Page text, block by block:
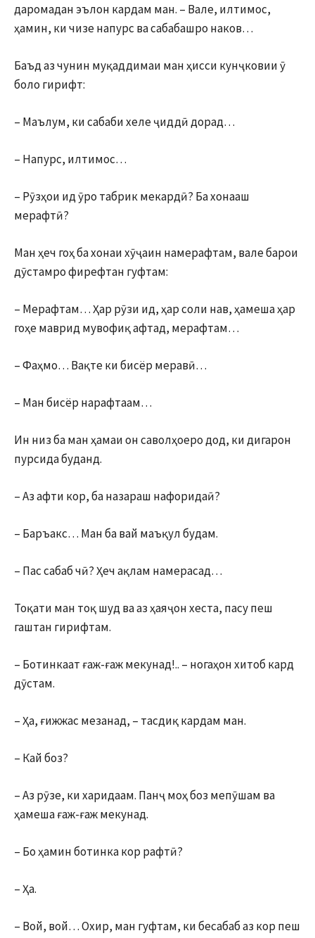
даромадан эълон кардам ман. – Вале, илтимос,
ҳамин, ки чизе напурс ва сабабашро наков…
Баъд аз чунин муқаддимаи ман ҳисси кунҷковии ӯ
боло гирифт:
– Маълум, ки сабаби хеле ҷиддӣ дорад…
– Напурс, илтимос…
– Рӯзҳои ид ӯро табрик мекардӣ? Ба хонааш
мерафтӣ?
Ман ҳеч гоҳ ба хонаи хӯҷаин намерафтам, вале барои
дӯстамро фирефтан гуфтам:
– Мерафтам… Ҳар рӯзи ид, ҳар соли нав, ҳамеша ҳар
гоҳе маврид мувофиқ афтад, мерафтам…
– Фаҳмо… Вақте ки бисёр меравӣ…
– Ман бисёр нарафтаам…
Ин низ ба ман ҳамаи он саволҳоеро дод, ки дигарон
пурсида буданд.
– Аз афти кор, ба назараш нафоридаӣ?
– Баръакс… Ман ба вай маъқул будам.
– Пас сабаб чӣ? Ҳеч ақлам намерасад…
Тоқати ман тоқ шуд ва аз ҳаяҷон хеста, пасу пеш
гаштан гирифтам.
– Ботинкаат ғаж-ғаж мекунад!.. – ногаҳон хитоб кард
дӯстам.
– Ҳа, ғижжас мезанад, – тасдиқ кардам ман.
– Кай боз?
– Аз рӯзе, ки харидаам. Панҷ моҳ боз мепӯшам ва
ҳамеша ғаж-ғаж мекунад.
– Бо ҳамин ботинка кор рафтӣ?
– Ҳа.
– Вой, вой… Охир, ман гуфтам, ки бесабаб аз кор пеш